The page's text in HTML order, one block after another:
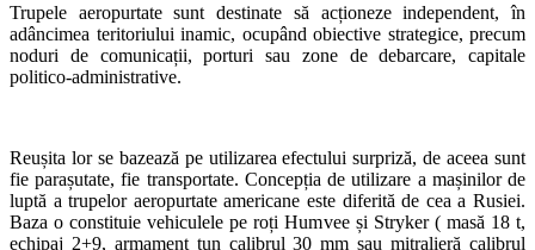
Trupele aeropurtate sunt destinate să acționeze independent, în
adâncimea teritoriului inamic, ocupând obiective strategice, precum
noduri de comunicații, porturi sau zone de debarcare, capitale
politico-administrative.
Reușita lor se bazează pe utilizarea efectului surpriză, de aceea sunt
fie parașutate, fie transportate. Concepția de utilizare a mașinilor de
luptă a trupelor aeropurtate americane este diferită de cea a Rusiei.
Baza o constituie vehiculele pe roți Humvee și Stryker ( masă 18 t,
echipaj 2+9, armament tun calibrul 30 mm sau mitralieră calibrul